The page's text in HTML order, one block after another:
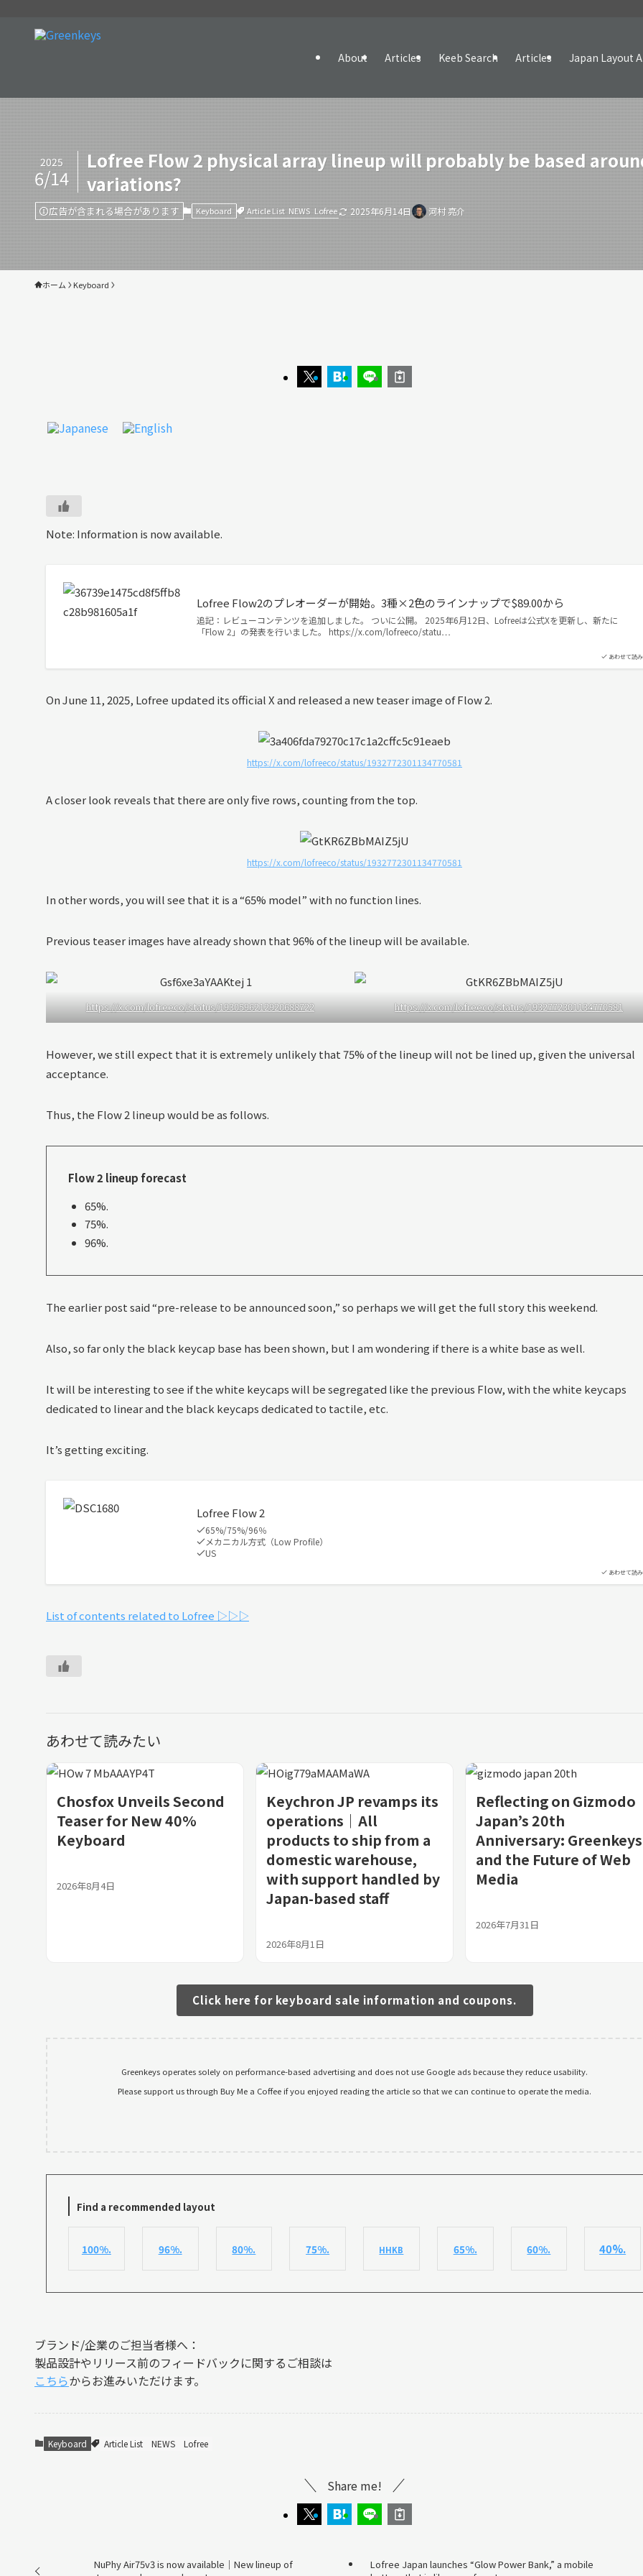
About Articles Keeb Search Articles Japan Layout
Lofree Flow 2 physical array lineup will probably be based
variations?
2025
6/14
広告が含まれる場合があります Keyboard Article List NEWS Lofree 2025年6月14日 河村 亮介
ホーム Keyboard
Note: Information is now available.
あわせて読
Lofree Flow2のプレオーダーが開始。3種×2色のラインナップで$89.00から
追記：レビューコンテンツを追加しました。 ついに公開。 2025年6月12日、Lofreeは公式Xを更新し、新たに
「Flow 2」の発表を行いました。 https://x.com/lofreeco/statu…
On June 11, 2025, Lofree updated its official X and released a new teaser image of Flow 2.
https://x.com/lofreeco/status/1932772301134770581
A closer look reveals that there are only five rows, counting from the top.
https://x.com/lofreeco/status/1932772301134770581
In other words, you will see that it is a “65% model” with no function lines.
Previous teaser images have already shown that 96% of the lineup will be available.
https://x.com/lofreeco/status/1930596212920688722 https://x.com/lofreeco/status/1932772301134770581
However, we still expect that it is extremely unlikely that 75% of the lineup will not be lined up, given the universal
acceptance.
Thus, the Flow 2 lineup would be as follows.
Flow 2 lineup forecast
65%.
75%.
96%.
The earlier post said “pre-release to be announced soon,” so perhaps we will get the full story this weekend.
Also, so far only the black keycap base has been shown, but I am wondering if there is a white base as well.
It will be interesting to see if the white keycaps will be segregated like the previous Flow, with the white keycaps
dedicated to linear and the black keycaps dedicated to tactile, etc.
It’s getting exciting.
あわせて読
Lofree Flow 2
65%/75%/96％
メカニカル方式（Low Profile）
US
List of contents related to Lofree ▷▷▷
あわせて読みたい
Chosfox Unveils Second
Teaser for New 40%
Keyboard
2026年8月4日
Keychron JP revamps its
operations｜All
products to ship from a
domestic warehouse,
with support handled by
Japan-based staff
2026年8月1日
Reflecting on Gizmodo
Japan’s 20th
Anniversary: Greenkeys
and the Future of Web
Media
2026年7月31日
Click here for keyboard sale information and coupons.
Greenkeys operates solely on performance-based advertising and does not use Google ads because they reduce usability.
Please support us through Buy Me a Coffee if you enjoyed reading the article so that we can continue to operate the media.
Find a recommended layout
100%. 96%. 80%. 75%. HHKB 65%. 60%. 40%.
ブランド/企業のご担当者様へ：
製品設計やリリース前のフィードバックに関するご相談は
こちらからお進みいただけます。
Keyboard Article List NEWS Lofree
Share me!
NuPhy Air75v3 is now available｜New lineup of
Lofree Japan launches “Glow Power Bank,” a mobile